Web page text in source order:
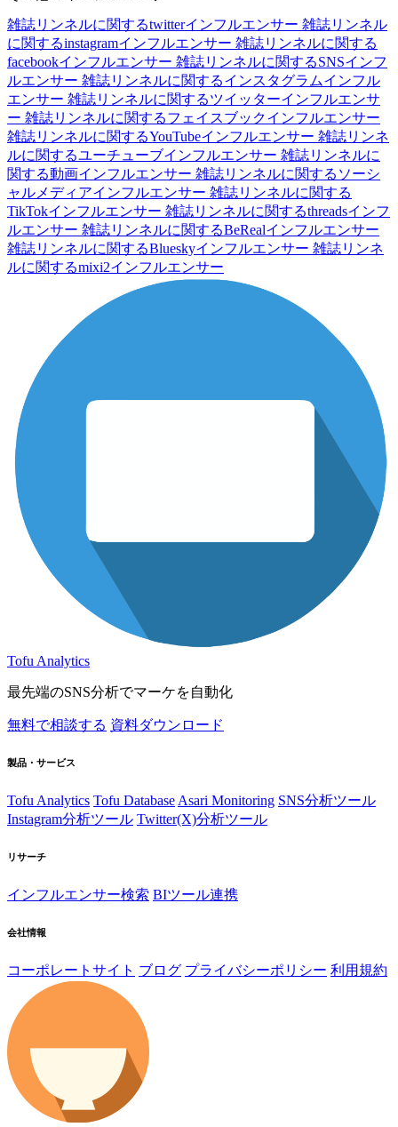
雑誌リンネルに関するtwitterインフルエンサー 雑誌リンネル
に関するinstagramインフルエンサー 雑誌リンネルに関する
facebookインフルエンサー 雑誌リンネルに関するSNSインフ
ルエンサー 雑誌リンネルに関するインスタグラムインフル
エンサー 雑誌リンネルに関するツイッターインフルエンサ
ー 雑誌リンネルに関するフェイスブックインフルエンサー
雑誌リンネルに関するYouTubeインフルエンサー 雑誌リンネ
ルに関するユーチューブインフルエンサー 雑誌リンネルに
関する動画インフルエンサー 雑誌リンネルに関するソーシ
ャルメディアインフルエンサー 雑誌リンネルに関する
TikTokインフルエンサー 雑誌リンネルに関するthreadsインフ
ルエンサー 雑誌リンネルに関するBeRealインフルエンサー
雑誌リンネルに関するBlueskyインフルエンサー 雑誌リンネ
ルに関するmixi2インフルエンサー
Tofu Analytics
最先端のSNS分析でマーケを自動化
無料で相談する 資料ダウンロード
製品・サービス
Tofu Analytics Tofu Database Asari Monitoring SNS分析ツール
Instagram分析ツール Twitter(X)分析ツール
リサーチ
インフルエンサー検索 BIツール連携
会社情報
コーポレートサイト ブログ プライバシーポリシー 利用規約